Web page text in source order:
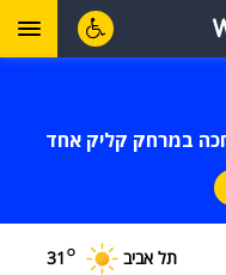
במרחק קליק אחד
תל אביב 31°